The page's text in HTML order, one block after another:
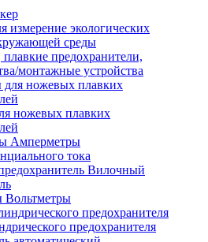
измерение экологических
среды
предохранители,
монтажные устройства
ножевых плавких
Амперметры
тока
Вилочный
Вольтметры
предохранителя